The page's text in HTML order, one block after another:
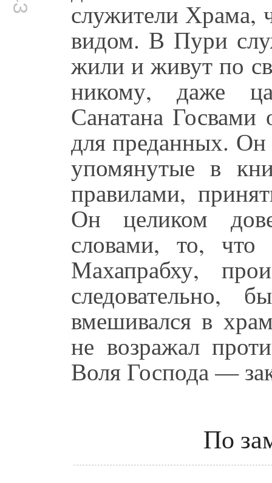
служители Храма,
видом. В Пури
жили и живут по
никому, даже
Санатана Госвами
для преданных.
упомянутые в
правилами,
Он целиком
словами, то, что
Махапрабху,
вмешивался в
не возражал
Воля Господа —
По